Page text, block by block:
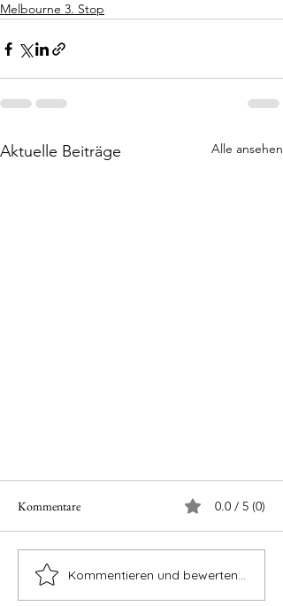
Melbourne 3. Stop
Aktuelle Beiträge Alle ansehen
Kommentare 0.0 / 5 (0)
Kommentieren und bewerten...